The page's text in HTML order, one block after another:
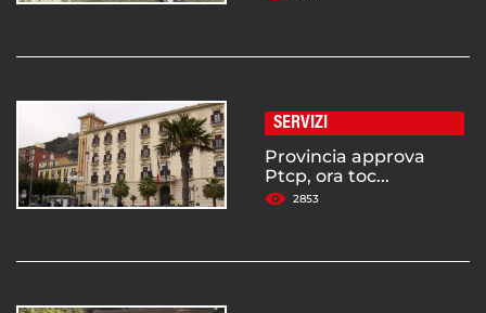
SERVIZI
Provincia approva
Ptcp, ora toc...
2853